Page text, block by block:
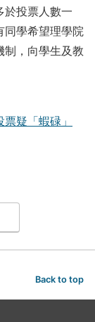
於投票人數一
同學希望理學院
制，向學生及教
疑「蝦碌」
Back to top